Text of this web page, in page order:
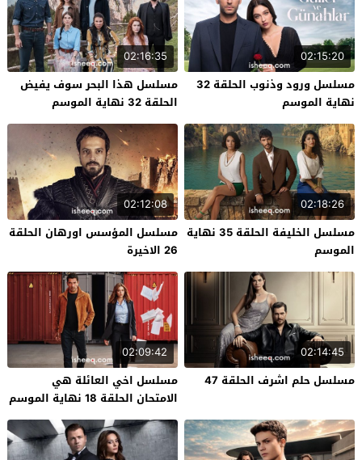
02:15:20
مسلسل ورود وذنوب الحلقة 32
نهاية الموسم
02:16:35
مسلسل هذا البحر سوف يفيض
الحلقة 32 نهاية الموسم
02:18:26
مسلسل الخليفة الحلقة 35 نهاية
الموسم
02:12:08
مسلسل المؤسس اورهان الحلقة
26 الاخيرة
02:14:45
مسلسل حلم اشرف الحلقة 47
02:09:42
مسلسل اخي العائلة هي
الامتحان الحلقة 18 نهاية الموسم